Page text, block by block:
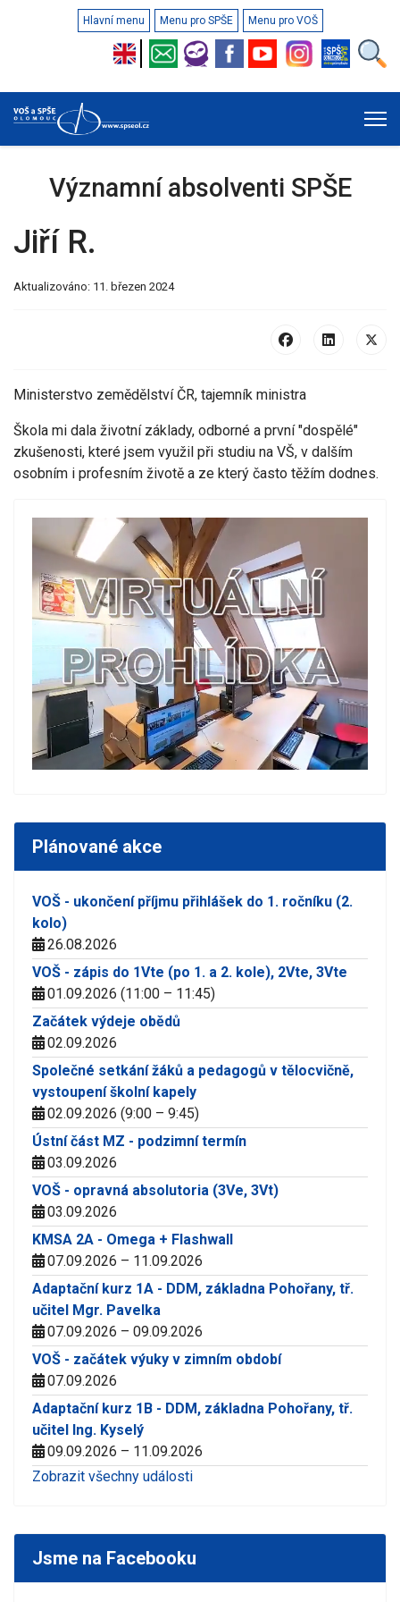
Hlavní menu Menu pro SPŠE Menu pro VOŠ
Významní absolventi SPŠE
Jiří R.
Aktualizováno: 11. březen 2024
Ministerstvo zemědělství ČR, tajemník ministra
Škola mi dala životní základy, odborné a první "dospělé"
zkušenosti, které jsem využil při studiu na VŠ, v dalším
osobním i profesním životě a ze který často těžím dodnes.
Plánované akce
VOŠ - ukončení příjmu přihlášek do 1. ročníku (2.
kolo)
26.08.2026
VOŠ - zápis do 1Vte (po 1. a 2. kole), 2Vte, 3Vte
01.09.2026 (11:00 – 11:45)
Začátek výdeje obědů
02.09.2026
Společné setkání žáků a pedagogů v tělocvičně,
vystoupení školní kapely
02.09.2026 (9:00 – 9:45)
Ústní část MZ - podzimní termín
03.09.2026
VOŠ - opravná absolutoria (3Ve, 3Vt)
03.09.2026
KMSA 2A - Omega + Flashwall
07.09.2026 – 11.09.2026
Adaptační kurz 1A - DDM, základna Pohořany, tř.
učitel Mgr. Pavelka
07.09.2026 – 09.09.2026
VOŠ - začátek výuky v zimním období
07.09.2026
Adaptační kurz 1B - DDM, základna Pohořany, tř.
učitel Ing. Kyselý
09.09.2026 – 11.09.2026
Zobrazit všechny události
Jsme na Facebooku